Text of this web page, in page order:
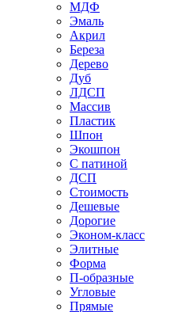
МДФ
Эмаль
Акрил
Береза
Дерево
Дуб
ЛДСП
Массив
Пластик
Шпон
Экошпон
С патиной
ДСП
Стоимость
Дешевые
Дорогие
Эконом-класс
Элитные
Форма
П-образные
Угловые
Прямые